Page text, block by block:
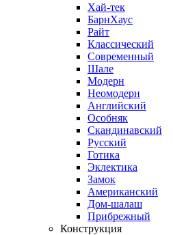
Хай-тек
БарнХаус
Райт
Классический
Современный
Шале
Модерн
Неомодерн
Английский
Особняк
Скандинавский
Русский
Готика
Эклектика
Замок
Американский
Дом-шалаш
Прибрежный
Конструкция